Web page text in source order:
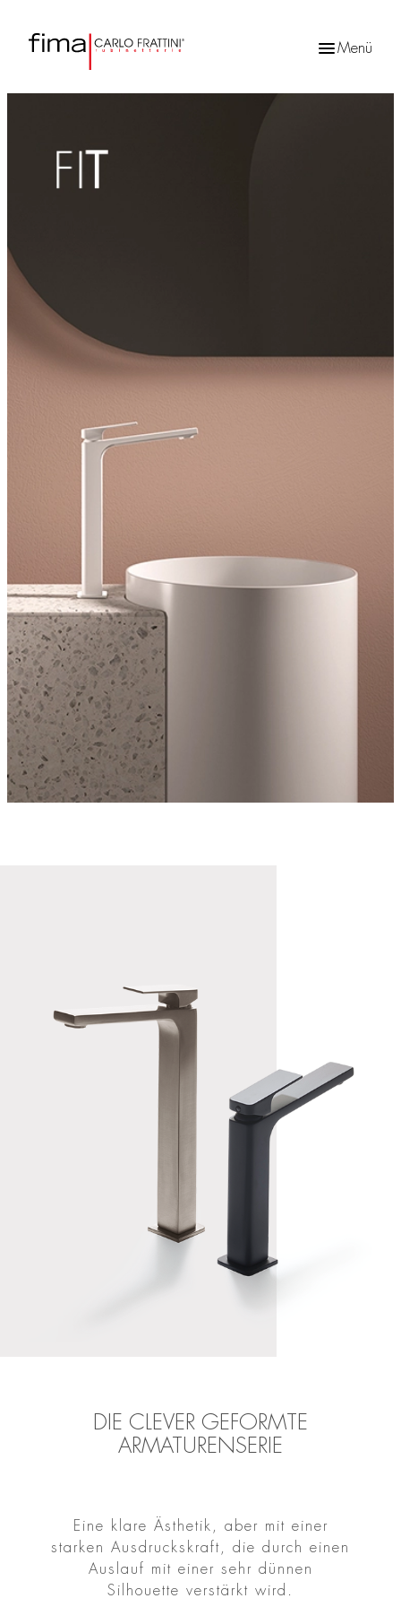
Menü
DIE CLEVER GEFORMTE
ARMATURENSERIE
Eine klare Ästhetik, aber mit einer
starken Ausdruckskraft, die durch einen
Auslauf mit einer sehr dünnen
Silhouette verstärkt wird.